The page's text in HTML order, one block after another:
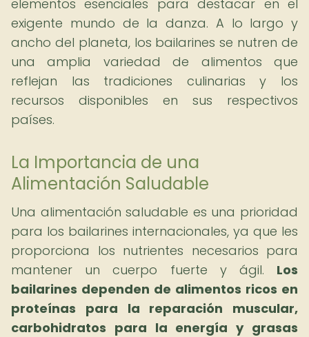
elementos esenciales para destacar en el
exigente mundo de la danza. A lo largo y
ancho del planeta, los bailarines se nutren de
una amplia variedad de alimentos que
reflejan las tradiciones culinarias y los
recursos disponibles en sus respectivos
países.
La Importancia de una
Alimentación Saludable
Una alimentación saludable es una prioridad
para los bailarines internacionales, ya que les
proporciona los nutrientes necesarios para
mantener un cuerpo fuerte y ágil. Los
bailarines dependen de alimentos ricos en
proteínas para la reparación muscular,
carbohidratos para la energía y grasas